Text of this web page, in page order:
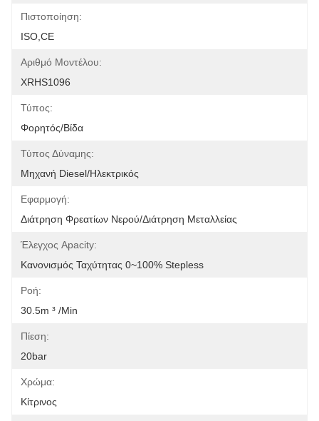
Πιστοποίηση:
ISO,CE
Αριθμό Μοντέλου:
XRHS1096
Τύπος:
Φορητός/βίδα
Τύπος Δύναμης:
Μηχανή Diesel/ηλεκτρικός
Εφαρμογή:
Διάτρηση Φρεατίων Νερού/διάτρηση Μεταλλείας
Έλεγχος Apacity:
Κανονισμός Ταχύτητας 0~100% Stepless
Ροή:
30.5m ³ /min
Πίεση:
20bar
Χρώμα:
Κίτρινος